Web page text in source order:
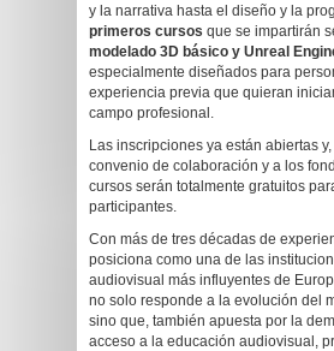
y la narrativa hasta el diseño y la
primeros cursos que se impartirán
modelado 3D básico y Unreal
especialmente diseñados para
experiencia previa que quieran
campo profesional.
Las inscripciones ya están abiertas y,
convenio de colaboración y a los
cursos serán totalmente gratuitos
participantes.
Con más de tres décadas de
posiciona como una de las
audiovisual más influyentes de
no solo responde a la evolución del
sino que, también apuesta por la
acceso a la educación audiovisual,